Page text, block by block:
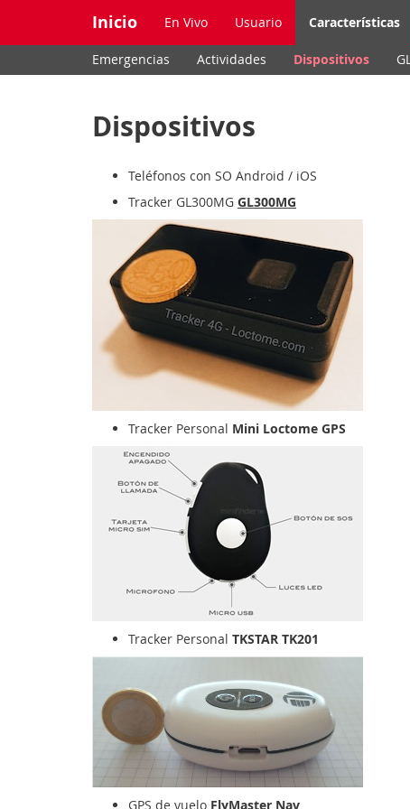
Inicio En Vivo Usuario Características
Emergencias Actividades Dispositivos
Dispositivos
Teléfonos con SO Android / iOS
Tracker GL300MG GL300MG
Tracker Personal Mini Loctome GPS
Tracker Personal TKSTAR TK201
GPS de vuelo FlyMaster Nav